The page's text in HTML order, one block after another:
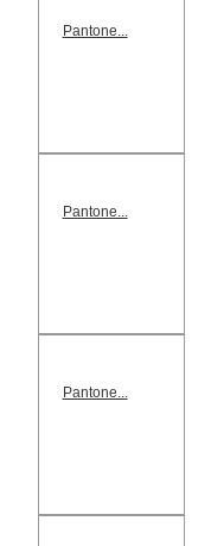
Pantone...
Pantone...
Pantone...